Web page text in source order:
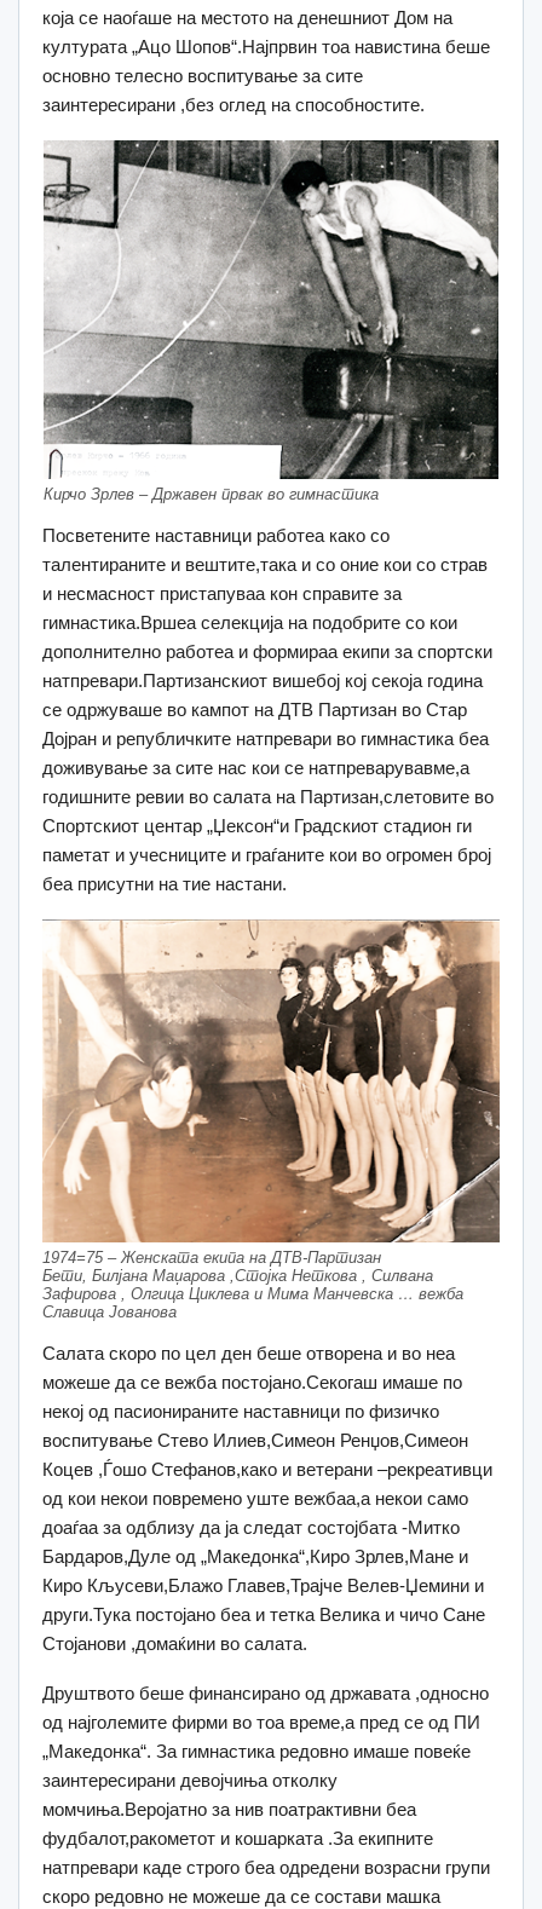
која се наоѓаше на местото на денешниот Дом на
културата „Ацо Шопов“.Најпрвин тоа навистина беше
основно телесно воспитување за сите
заинтересирани ,без оглед на способностите.
Кирчо Зрлев – Државен првак во гимнастика
Посветените наставници работеа како со
талентираните и вештите,така и со оние кои со страв
и несмасност пристапуваа кон справите за
гимнастика.Вршеа селекција на подобрите со кои
дополнително работеа и формираа екипи за спортски
натпревари.Партизанскиот вишебој кој секоја година
се одржуваше во кампот на ДТВ Партизан во Стар
Дојран и републичките натпревари во гимнастика беа
доживување за сите нас кои се натпреварувавме,а
годишните ревии во салата на Партизан,слетовите во
Спортскиот центар „Џексон“и Градскиот стадион ги
паметат и учесниците и граѓаните кои во огромен број
беа присутни на тие настани.
1974=75 – Женската екипа на ДТВ-Партизан
Бети, Билјана Маџарова ,Стојка Неткова , Силвана
Зафирова , Олгица Циклева и Мима Манчевска … вежба
Славица Јованова
Салата скоро по цел ден беше отворена и во неа
можеше да се вежба постојано.Секогаш имаше по
некој од пасионираните наставници по физичко
воспитување Стево Илиев,Симеон Ренџов,Симеон
Коцев ,Ѓошо Стефанов,како и ветерани –рекреативци
од кои некои повремено уште вежбаа,а некои само
доаѓаа за одблизу да ја следат состојбата -Митко
Бардаров,Дуле од „Македонка“,Киро Зрлев,Мане и
Киро Кљусеви,Блажо Главев,Трајче Велев-Џемини и
други.Тука постојано беа и тетка Велика и чичо Сане
Стојанови ,домаќини во салата.
Друштвото беше финансирано од државата ,односно
од најголемите фирми во тоа време,а пред се од ПИ
„Македонка“. За гимнастика редовно имаше повеќе
заинтересирани девојчиња отколку
момчиња.Веројатно за нив поатрактивни беа
фудбалот,ракометот и кошарката .За екипните
натпревари каде строго беа одредени возрасни групи
скоро редовно не можеше да се состави машка